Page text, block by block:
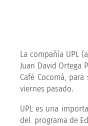
La compañía UPL
Juan David Ortega
Café Cocomá,
viernes pasado.
UPL es una
del programa de